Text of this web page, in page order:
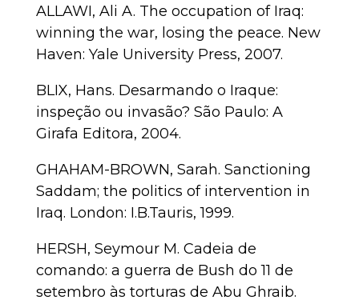
ALLAWI, Ali A. The occupation of Iraq:
winning the war, losing the peace. New
Haven: Yale University Press, 2007.
BLIX, Hans. Desarmando o Iraque:
inspeção ou invasão? São Paulo: A
Girafa Editora, 2004.
GHAHAM-BROWN, Sarah. Sanctioning
Saddam; the politics of intervention in
Iraq. London: I.B.Tauris, 1999.
HERSH, Seymour M. Cadeia de
comando: a guerra de Bush do 11 de
setembro às torturas de Abu Ghraib.